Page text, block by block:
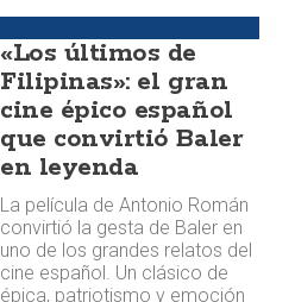
«Los últimos de
Filipinas»: el gran
cine épico español
que convirtió Baler
en leyenda
La película de Antonio Román
convirtió la gesta de Baler en
uno de los grandes relatos del
cine español. Un clásico de
épica, patriotismo y emoción